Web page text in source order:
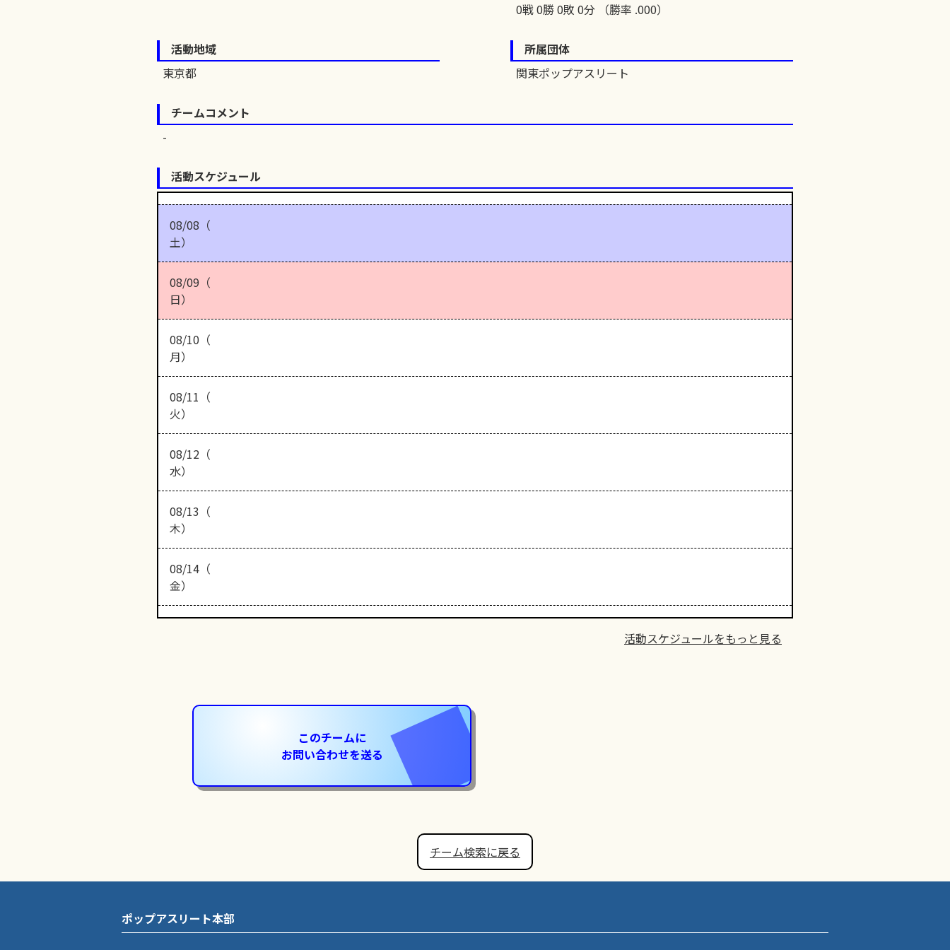
0戦 0勝 0敗 0分 （勝率 .000）
活動地域
東京都
所属団体
関東ポップアスリート
チームコメント
活動スケジュール
08/08（
土）
08/09（
日）
08/10（
月）
08/11（
火）
08/12（
水）
08/13（
木）
08/14（
金）
活動スケジュールをもっと見る
このチームに
お問い合わせを送る
チーム検索に戻る
ポップアスリート本部